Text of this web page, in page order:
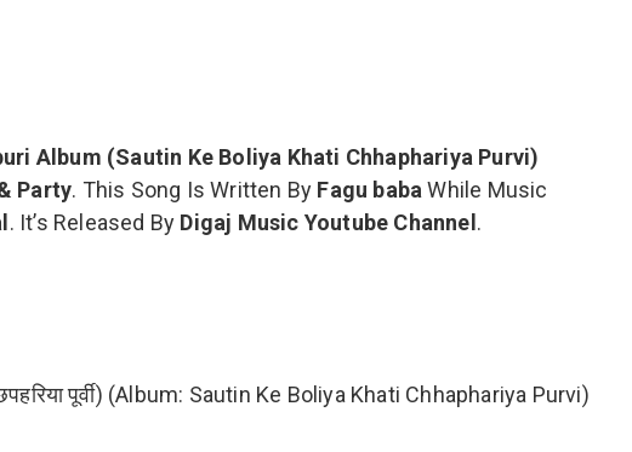
Album (Sautin Ke Boliya Khati Chhaphariya Purvi)
Party. This Song Is Written By Fagu babaWhile Music
. It’s Released By Digaj Music Youtube Channel .
छपहरिया पूर्वी) (Album: Sautin Ke Boliya Khati Chhaphariya Purvi)